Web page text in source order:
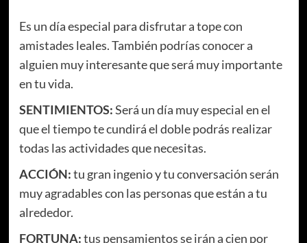
Es un día especial para disfrutar a tope con
amistades leales. También podrías conocer a
alguien muy interesante que será muy importante
en tu vida.
SENTIMIENTOS:Será un día muy especial en el
que el tiempo te cundirá el doble podrás realizar
todas las actividades que necesitas.
ACCIÓN:tu gran ingenio y tu conversación serán
muy agradables con las personas que están a tu
alrededor.
FORTUNA:tus pensamientos se irán a cien por